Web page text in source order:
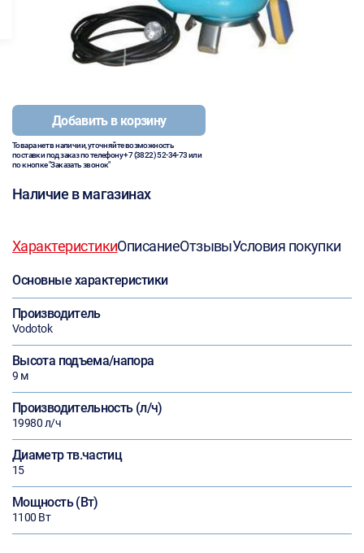
Добавить в корзину
Товара нет в наличии, уточняйте возможность
поставки под заказ по телефону+7 (3822) 52-34-73или
по кнопке "Заказать звонок"
Наличие в магазинах
ХарактеристикиОписаниеОтзывыУсловия покупки
Основные характеристики
Производитель
Vodotok
Высота подъема/напора
9 м
Производительность (л/ч)
19980 л/ч
Диаметр тв.частиц
15
Мощность (Вт)
1100 Вт